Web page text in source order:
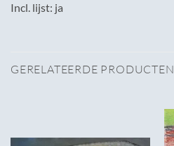
Incl. lijst: ja
GERELATEERDE PRODUCTEN